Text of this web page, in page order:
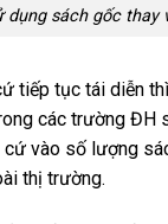
dụng sách gốc thay
tiếp tục tái diễn
các trường
vào số lượng
thị trường.